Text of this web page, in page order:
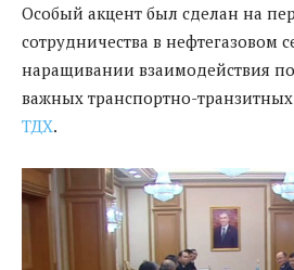
Особый акцент был сделан на
сотрудничества в нефтегазовом
наращивании взаимодействия
важных транспортно-
ТДХ.